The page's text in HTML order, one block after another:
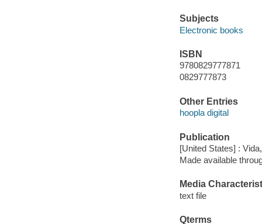
Subjects
Electronic books
ISBN
9780829777871
0829777873
Other Entries
hoopla digital
Publication
[United States] :
Made available
Media
text file
Qterms